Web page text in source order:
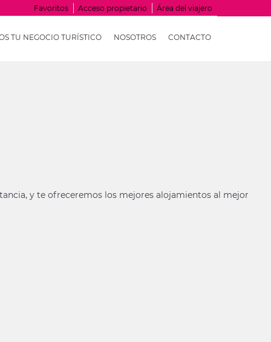
Área del viajero
Acceso propietario
Favoritos
TU NEGOCIO TURÍSTICO NOSOTROS CONTACTO
y te ofreceremos los mejores alojamientos al mejor